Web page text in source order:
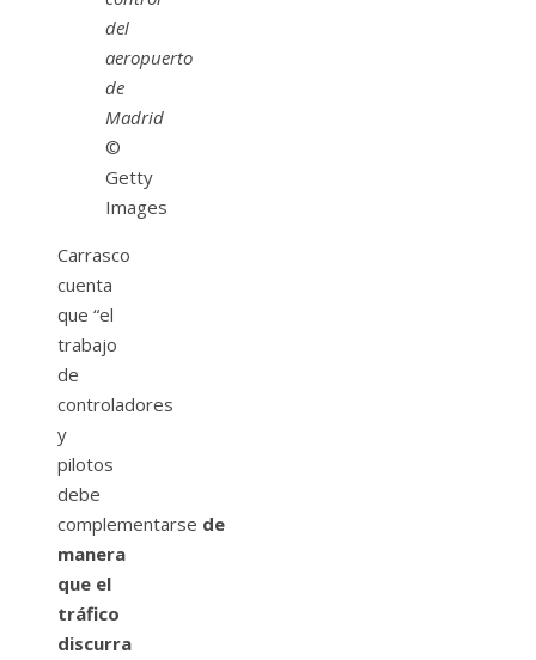
del
aeropuerto
de
Madrid
©
Getty
Images
Carrasco
cuenta
que “el
trabajo
de
controladores
y
pilotos
debe
complementarse de
manera
que el
tráfico
discurra